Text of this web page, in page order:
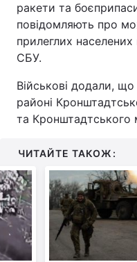
ракети та
повідомляють про
прилеглих населених
СБУ.
Військові додали,
районі
та Кронштадтського
ЧИТАЙТЕ ТАКОЖ: